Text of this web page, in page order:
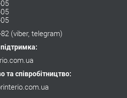
(viber, telegram)
та співробітництво: